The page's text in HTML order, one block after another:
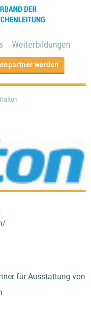
Weiterbildungen
werden
Halton
für Ausstattung von